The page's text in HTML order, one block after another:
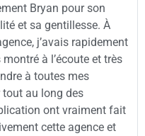
Bryan pour son
et sa gentillesse. À
j’avais rapidement
à l’écoute et très
à toutes mes
tout au long des
ont vraiment fait
cette agence et